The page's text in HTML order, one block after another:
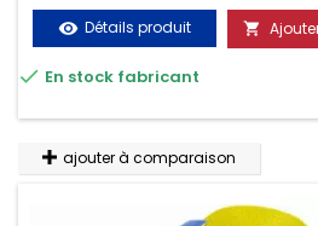
vos chargements pendant le
très résistante aux UV et aux
n'absorbe pas l'eau.
visibility Détails produit 
 En stock fabricant
ajouter à comparaison